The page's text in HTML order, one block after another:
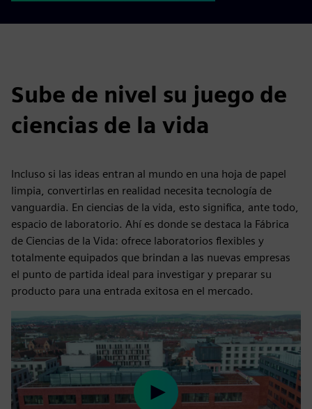
Sube de nivel su juego de
ciencias de la vida
Incluso si las ideas entran al mundo en una hoja de papel
limpia, convertirlas en realidad necesita tecnología de
vanguardia. En ciencias de la vida, esto significa, ante todo,
espacio de laboratorio. Ahí es donde se destaca la Fábrica
de Ciencias de la Vida: ofrece laboratorios flexibles y
totalmente equipados que brindan a las nuevas empresas
el punto de partida ideal para investigar y preparar su
producto para una entrada exitosa en el mercado.
Play